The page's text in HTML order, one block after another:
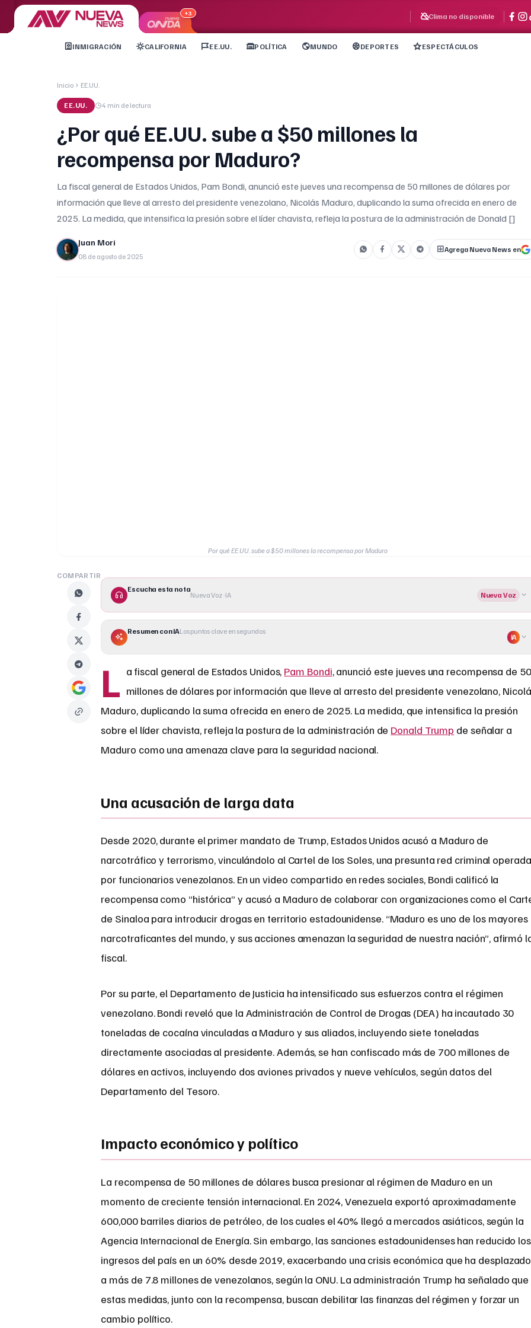
+3 Clima no disponible
INMIGRACIÓN CALIFORNIA EE.UU. POLÍTICA MUNDO DEPORTES ESPECTÁCULOS
Inicio EE.UU.
EE.UU. 4 min de lectura
¿Por qué EE.UU. sube a $50 millones la
recompensa por Maduro?
La fiscal general de Estados Unidos, Pam Bondi, anunció este jueves una recompensa de 50 millones de dólares por
información que lleve al arresto del presidente venezolano, Nicolás Maduro, duplicando la suma ofrecida en enero de
2025. La medida, que intensifica la presión sobre el líder chavista, refleja la postura de la administración de Donald []
Juan Mori
08 de agosto de 2025
Agrega Nueva News en
Por qué EE.UU. sube a $50 millones la recompensa por Maduro
COMPARTIR
Escucha esta nota
Nueva Voz · IA Nueva Voz
Resumen con IALos puntos clave en segundos
IA
L a fiscal general de Estados Unidos, Pam Bondi, anunció este jueves una recompensa de 50
millones de dólares por información que lleve al arresto del presidente venezolano,
Maduro, duplicando la suma ofrecida en enero de 2025. La medida, que intensifica la presión
sobre el líder chavista, refleja la postura de la administración de Donald Trump de señalar a
Maduro como una amenaza clave para la seguridad nacional.
Una acusación de larga data
Desde 2020, durante el primer mandato de Trump, Estados Unidos acusó a Maduro de
narcotráfico y terrorismo, vinculándolo al Cartel de los Soles, una presunta red criminal operada
por funcionarios venezolanos. En un video compartido en redes sociales, Bondi calificó la
recompensa como “histórica” y acusó a Maduro de colaborar con organizaciones como el
de Sinaloa para introducir drogas en territorio estadounidense. “Maduro es uno de los mayores
narcotraficantes del mundo, y sus acciones amenazan la seguridad de nuestra nación”, afirmó
fiscal.
Por su parte, el Departamento de Justicia ha intensificado sus esfuerzos contra el régimen
venezolano. Bondi reveló que la Administración de Control de Drogas (DEA) ha incautado 30
toneladas de cocaína vinculadas a Maduro y sus aliados, incluyendo siete toneladas
directamente asociadas al presidente. Además, se han confiscado más de 700 millones de
dólares en activos, incluyendo dos aviones privados y nueve vehículos, según datos del
Departamento del Tesoro.
Impacto económico y político
La recompensa de 50 millones de dólares busca presionar al régimen de Maduro en un
momento de creciente tensión internacional. En 2024, Venezuela exportó aproximadamente
600,000 barriles diarios de petróleo, de los cuales el 40% llegó a mercados asiáticos, según la
Agencia Internacional de Energía. Sin embargo, las sanciones estadounidenses han reducido los
ingresos del país en un 60% desde 2019, exacerbando una crisis económica que ha desplazado
a más de 7.8 millones de venezolanos, según la ONU. La administración Trump ha señalado que
estas medidas, junto con la recompensa, buscan debilitar las finanzas del régimen y forzar un
cambio político.